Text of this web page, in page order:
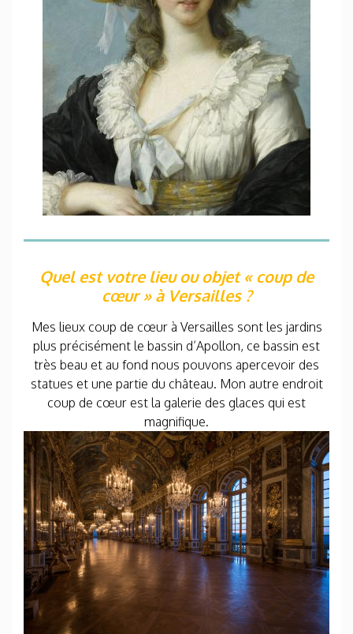
Quel est votre lieu ou objet « coup de
cœur » à Versailles ?
Mes lieux coup de cœur à Versailles sont les jardins
plus précisément le bassin d’Apollon, ce bassin est
très beau et au fond nous pouvons apercevoir des
statues et une partie du château. Mon autre endroit
coup de cœur est la galerie des glaces qui est
magnifique.